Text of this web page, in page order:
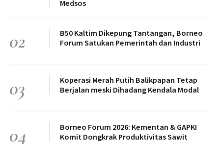
Medsos
02
B50 Kaltim Dikepung Tantangan, Borneo
Forum Satukan Pemerintah dan Industri
03
Koperasi Merah Putih Balikpapan Tetap
Berjalan meski Dihadang Kendala Modal
04
Borneo Forum 2026: Kementan & GAPKI
Komit Dongkrak Produktivitas Sawit